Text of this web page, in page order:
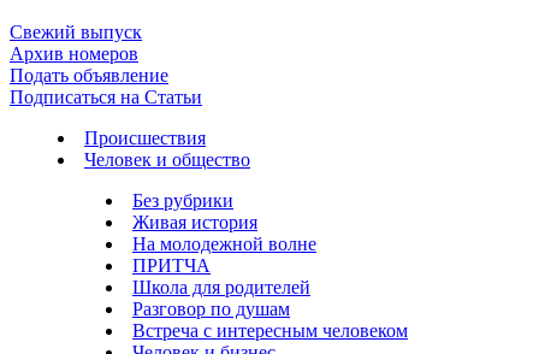
Свежий выпуск
Архив номеров
Подать объявление
Подписаться на Статьи
Происшествия
Человек и общество
Без рубрики
Живая история
На молодежной волне
ПРИТЧА
Школа для родителей
Разговор по душам
Встреча с интересным человеком